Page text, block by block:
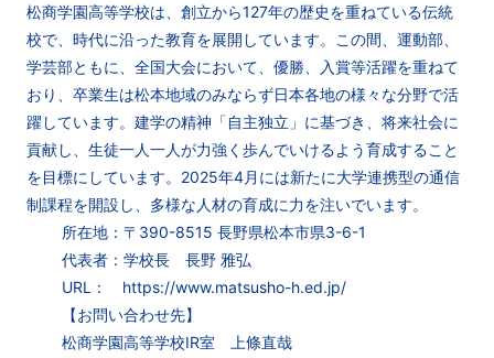
松商学園高等学校は、創立から127年の歴史を重ねている伝統
校で、時代に沿った教育を展開しています。この間、運動部、
学芸部ともに、全国大会において、優勝、入賞等活躍を重ねて
おり、卒業生は松本地域のみならず日本各地の様々な分野で活
躍しています。建学の精神「自主独立」に基づき、将来社会に
貢献し、生徒一人一人が力強く歩んでいけるよう育成すること
を目標にしています。2025年4月には新たに大学連携型の通信
制課程を開設し、多様な人材の育成に力を注いでいます。
所在地：〒390-8515 長野県松本市県3-6-1
代表者：学校長 長野 雅弘
URL： https://www.matsusho-h.ed.jp/
【お問い合わせ先】
松商学園高等学校IR室 上條直哉